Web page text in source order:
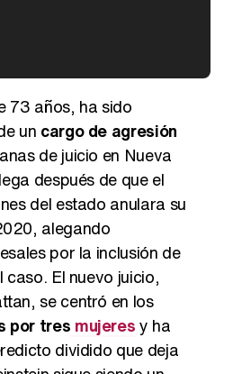
73 años, ha sido
un cargo de agresión
de juicio en Nueva
después de que el
del estado anulara su
alegando
por la inclusión de
El nuevo juicio,
se centró en los
por tres mujeresy ha
dividido que deja